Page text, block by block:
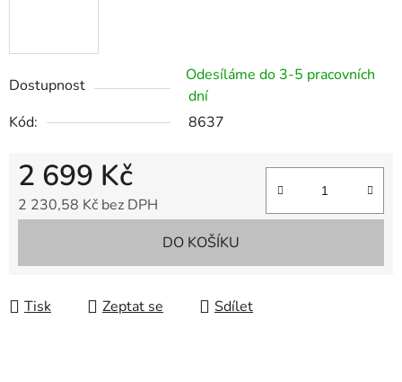
Dostupnost
Odesíláme do 3-5 pracovních
dní
Kód:
8637
2 699 Kč
2 230,58 Kč bez DPH
DO KOŠÍKU
Tisk Zeptat se Sdílet